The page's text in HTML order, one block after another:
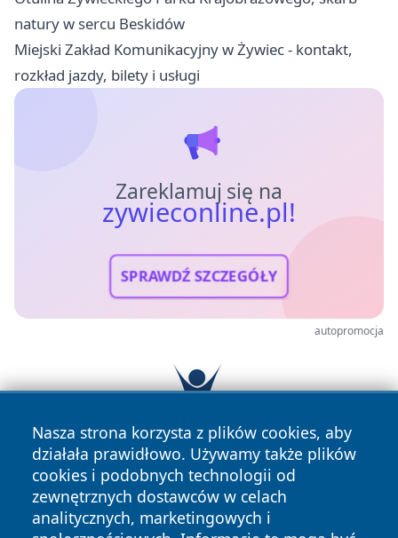
natury w sercu Beskidów
Miejski Zakład Komunikacyjny w Żywiec - kontakt,
rozkład jazdy, bilety i usługi
Zareklamuj się na
zywieconline.pl!
SPRAWDŹ SZCZEGÓŁY
autopromocja
Nasza strona korzysta z plików cookies, aby
działała prawidłowo. Używamy także plików
cookies i podobnych technologii od
zewnętrznych dostawców w celach
analitycznych, marketingowych i